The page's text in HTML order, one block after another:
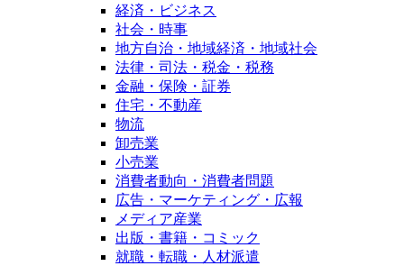
経済・ビジネス
社会・時事
地方自治・地域経済・地域社会
法律・司法・税金・税務
金融・保険・証券
住宅・不動産
物流
卸売業
小売業
消費者動向・消費者問題
広告・マーケティング・広報
メディア産業
出版・書籍・コミック
就職・転職・人材派遣